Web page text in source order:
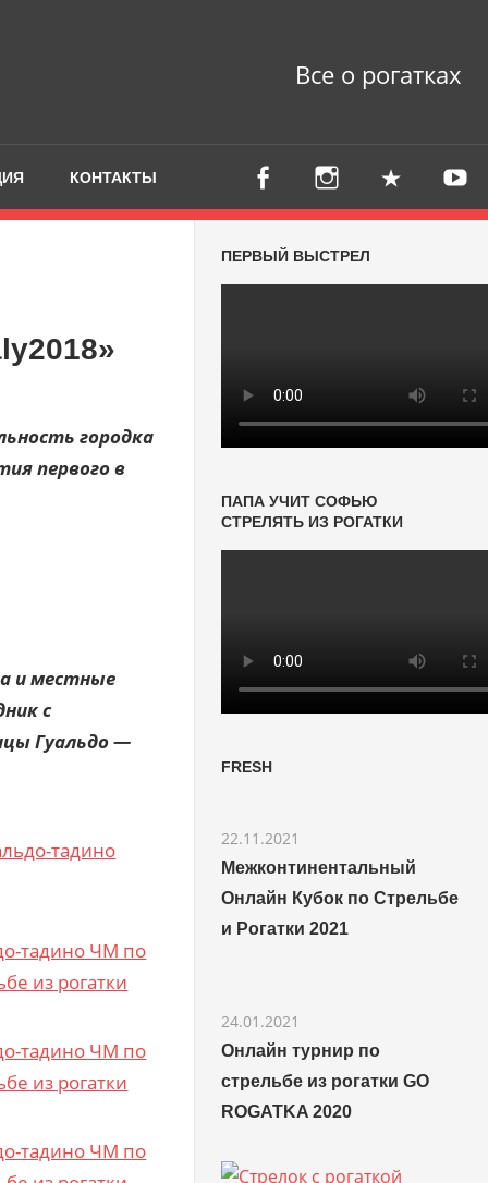
Все о рогатках
КОНТАКТЫ
городка
первого в
и местные
с
Гуальдо —
ПЕРВЫЙ ВЫСТРЕЛ
ПАПА УЧИТ СОФЬЮ
СТРЕЛЯТЬ ИЗ РОГАТКИ
FRESH
22.11.2021
Межконтинентальный
Онлайн Кубок по Стрельбе
и Рогатки 2021
24.01.2021
Онлайн турнир по
стрельбе из рогатки GO
ROGATKA 2020